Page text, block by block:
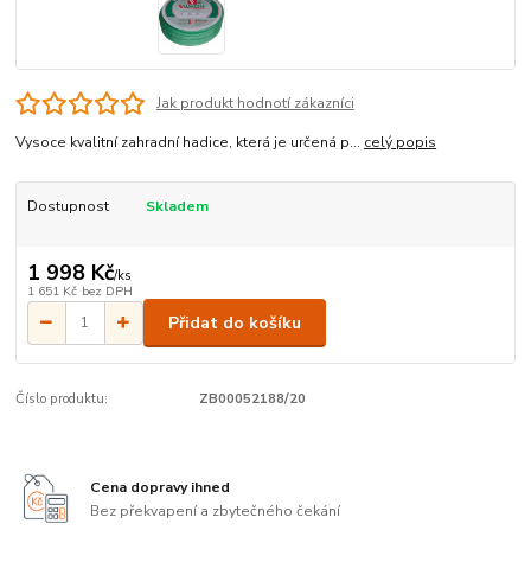
Jak produkt hodnotí zákazníci
Vysoce kvalitní zahradní hadice, která je určená p... celý popis
Dostupnost Skladem
1 998 Kč/ks
1 651 Kč bez DPH
Přidat do košíku
Číslo produktu: ZB00052188/20
Cena dopravy ihned
Bez překvapení a zbytečného čekání